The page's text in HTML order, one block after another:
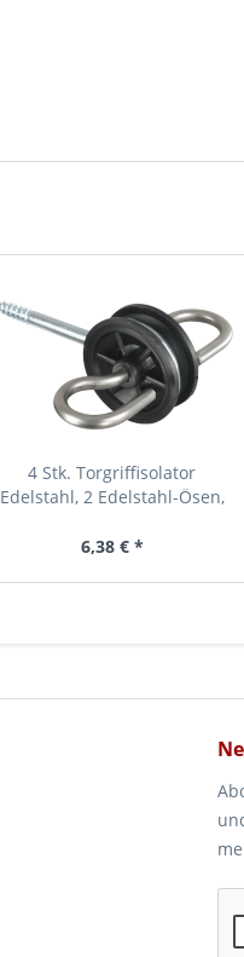
4 Stk. Torgriffisolator
Edelstahl, 2 Edelstahl-Ösen,
6,38 € *